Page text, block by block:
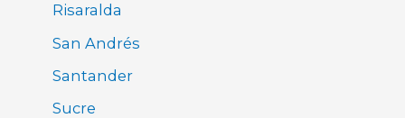
Risaralda
San Andrés
Santander
Sucre